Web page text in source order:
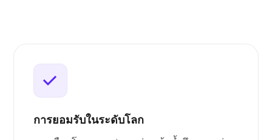
การยอมรับในระดับโลก